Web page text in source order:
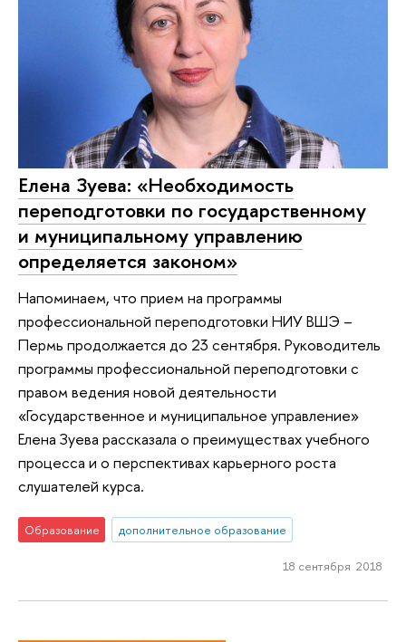
Елена Зуева: «Необходимость
переподготовки по государственному
и муниципальному управлению
определяется законом»
Напоминаем, что прием на программы
профессиональной переподготовки НИУ ВШЭ –
Пермь продолжается до 23 сентября. Руководитель
программы профессиональной переподготовки с
правом ведения новой деятельности
«Государственное и муниципальное управление»
Елена Зуева рассказала о преимуществах учебного
процесса и о перспективах карьерного роста
слушателей курса.
Образование дополнительное образование
18 сентября 2018